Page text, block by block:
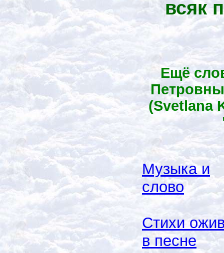
всяк
Ещё
(Svetlana
Музыка и
слово
Стихи
в песне